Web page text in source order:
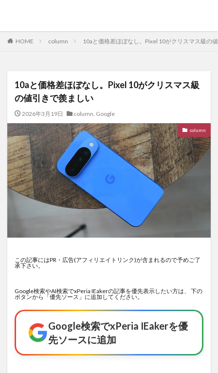
HOME column 10aと価格差ほぼなし。Pixel 10がクリスマス級の
10aと価格差ほぼなし。Pixel 10がクリスマス級
の値引きで羨ましい
2026年3月19日 column, Google
column
この記事にはPR・広告(アフィリエイトリンク)が含まれるので予めご了
承下さい。
Google検索やAI検索でxPeria IEakerの記事を優先表示したい方は、 下の
ボタンから「優先ソース」に追加してください。
Google検索でxPeria IEakerを優
先ソースに追加